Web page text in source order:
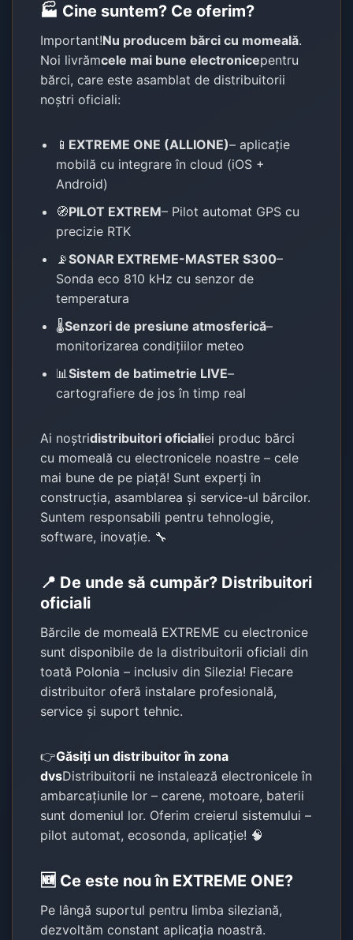
🏭 Cine suntem? Ce oferim?
Important!Nu producem bărci cu momeală.
Noi livrămcele mai bune electronicepentru
bărci, care este asamblat de distribuitorii
noștri oficiali:
📱 EXTREME ONE (ALLIONE)– aplicație
mobilă cu integrare în cloud (iOS +
Android)
🧭PILOT EXTREM– Pilot automat GPS cu
precizie RTK
📡SONAR EXTREME-MASTER S300–
Sonda eco 810 kHz cu senzor de
temperatura
🌡️Senzori de presiune atmosferică–
monitorizarea condițiilor meteo
📊Sistem de batimetrie LIVE–
cartografiere de jos în timp real
Ai noştridistribuitori oficialiei produc bărci
cu momeală cu electronicele noastre – cele
mai bune de pe piață! Sunt experți în
construcția, asamblarea și service-ul bărcilor.
Suntem responsabili pentru tehnologie,
software, inovație. 🔧
📍 De unde să cumpăr? Distribuitori
oficiali
Bărcile de momeală EXTREME cu electronice
sunt disponibile de la distribuitorii oficiali din
toată Polonia – inclusiv din Silezia! Fiecare
distribuitor oferă instalare profesională,
service și suport tehnic.
👉Găsiți un distribuitor în zona
dvsDistribuitorii ne instalează electronicele în
ambarcațiunile lor – carene, motoare, baterii
sunt domeniul lor. Oferim creierul sistemului –
pilot automat, ecosonda, aplicație! 🧠
🆕 Ce este nou în EXTREME ONE?
Pe lângă suportul pentru limba sileziană,
dezvoltăm constant aplicația noastră.